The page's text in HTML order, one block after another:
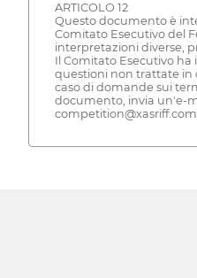
ARTICOLO 12
Questo documento è
Comitato Esecutivo del
interpretazioni diverse,
Il Comitato Esecutivo
questioni non trattate in
caso di domande sui
documento, invia un'e-